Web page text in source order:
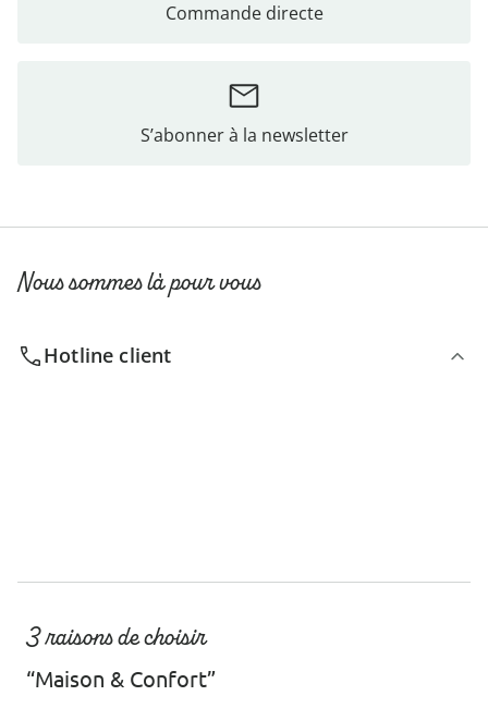
Commande directe
S’abonner à la newsletter
Nous sommes là pour vous
Hotline client
3 raisons de choisir
“Maison & Confort”